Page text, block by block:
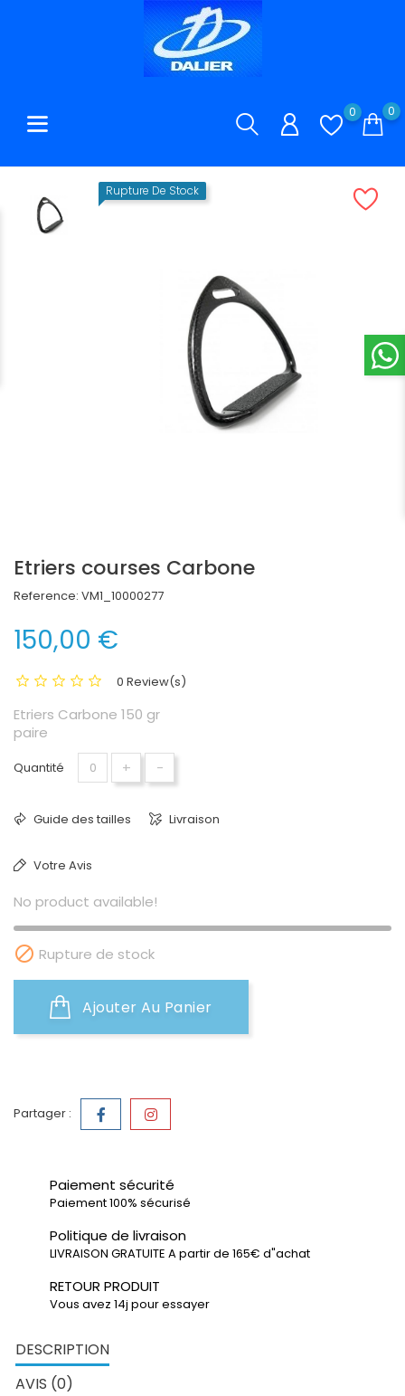
0 0
Rupture De Stock
Etriers courses Carbone
Reference: VM1_10000277
150,00 €
0 Review(s)
Etriers Carbone 150 gr
paire
Quantité + -
Guide des tailles Livraison
Votre Avis
No product available!
 Rupture de stock
Ajouter Au Panier
Partager :
Paiement sécurité
Paiement 100% sécurisé
Politique de livraison
LIVRAISON GRATUITE A partir de 165€ d"achat
RETOUR PRODUIT
Vous avez 14j pour essayer
DESCRIPTION
AVIS (0)